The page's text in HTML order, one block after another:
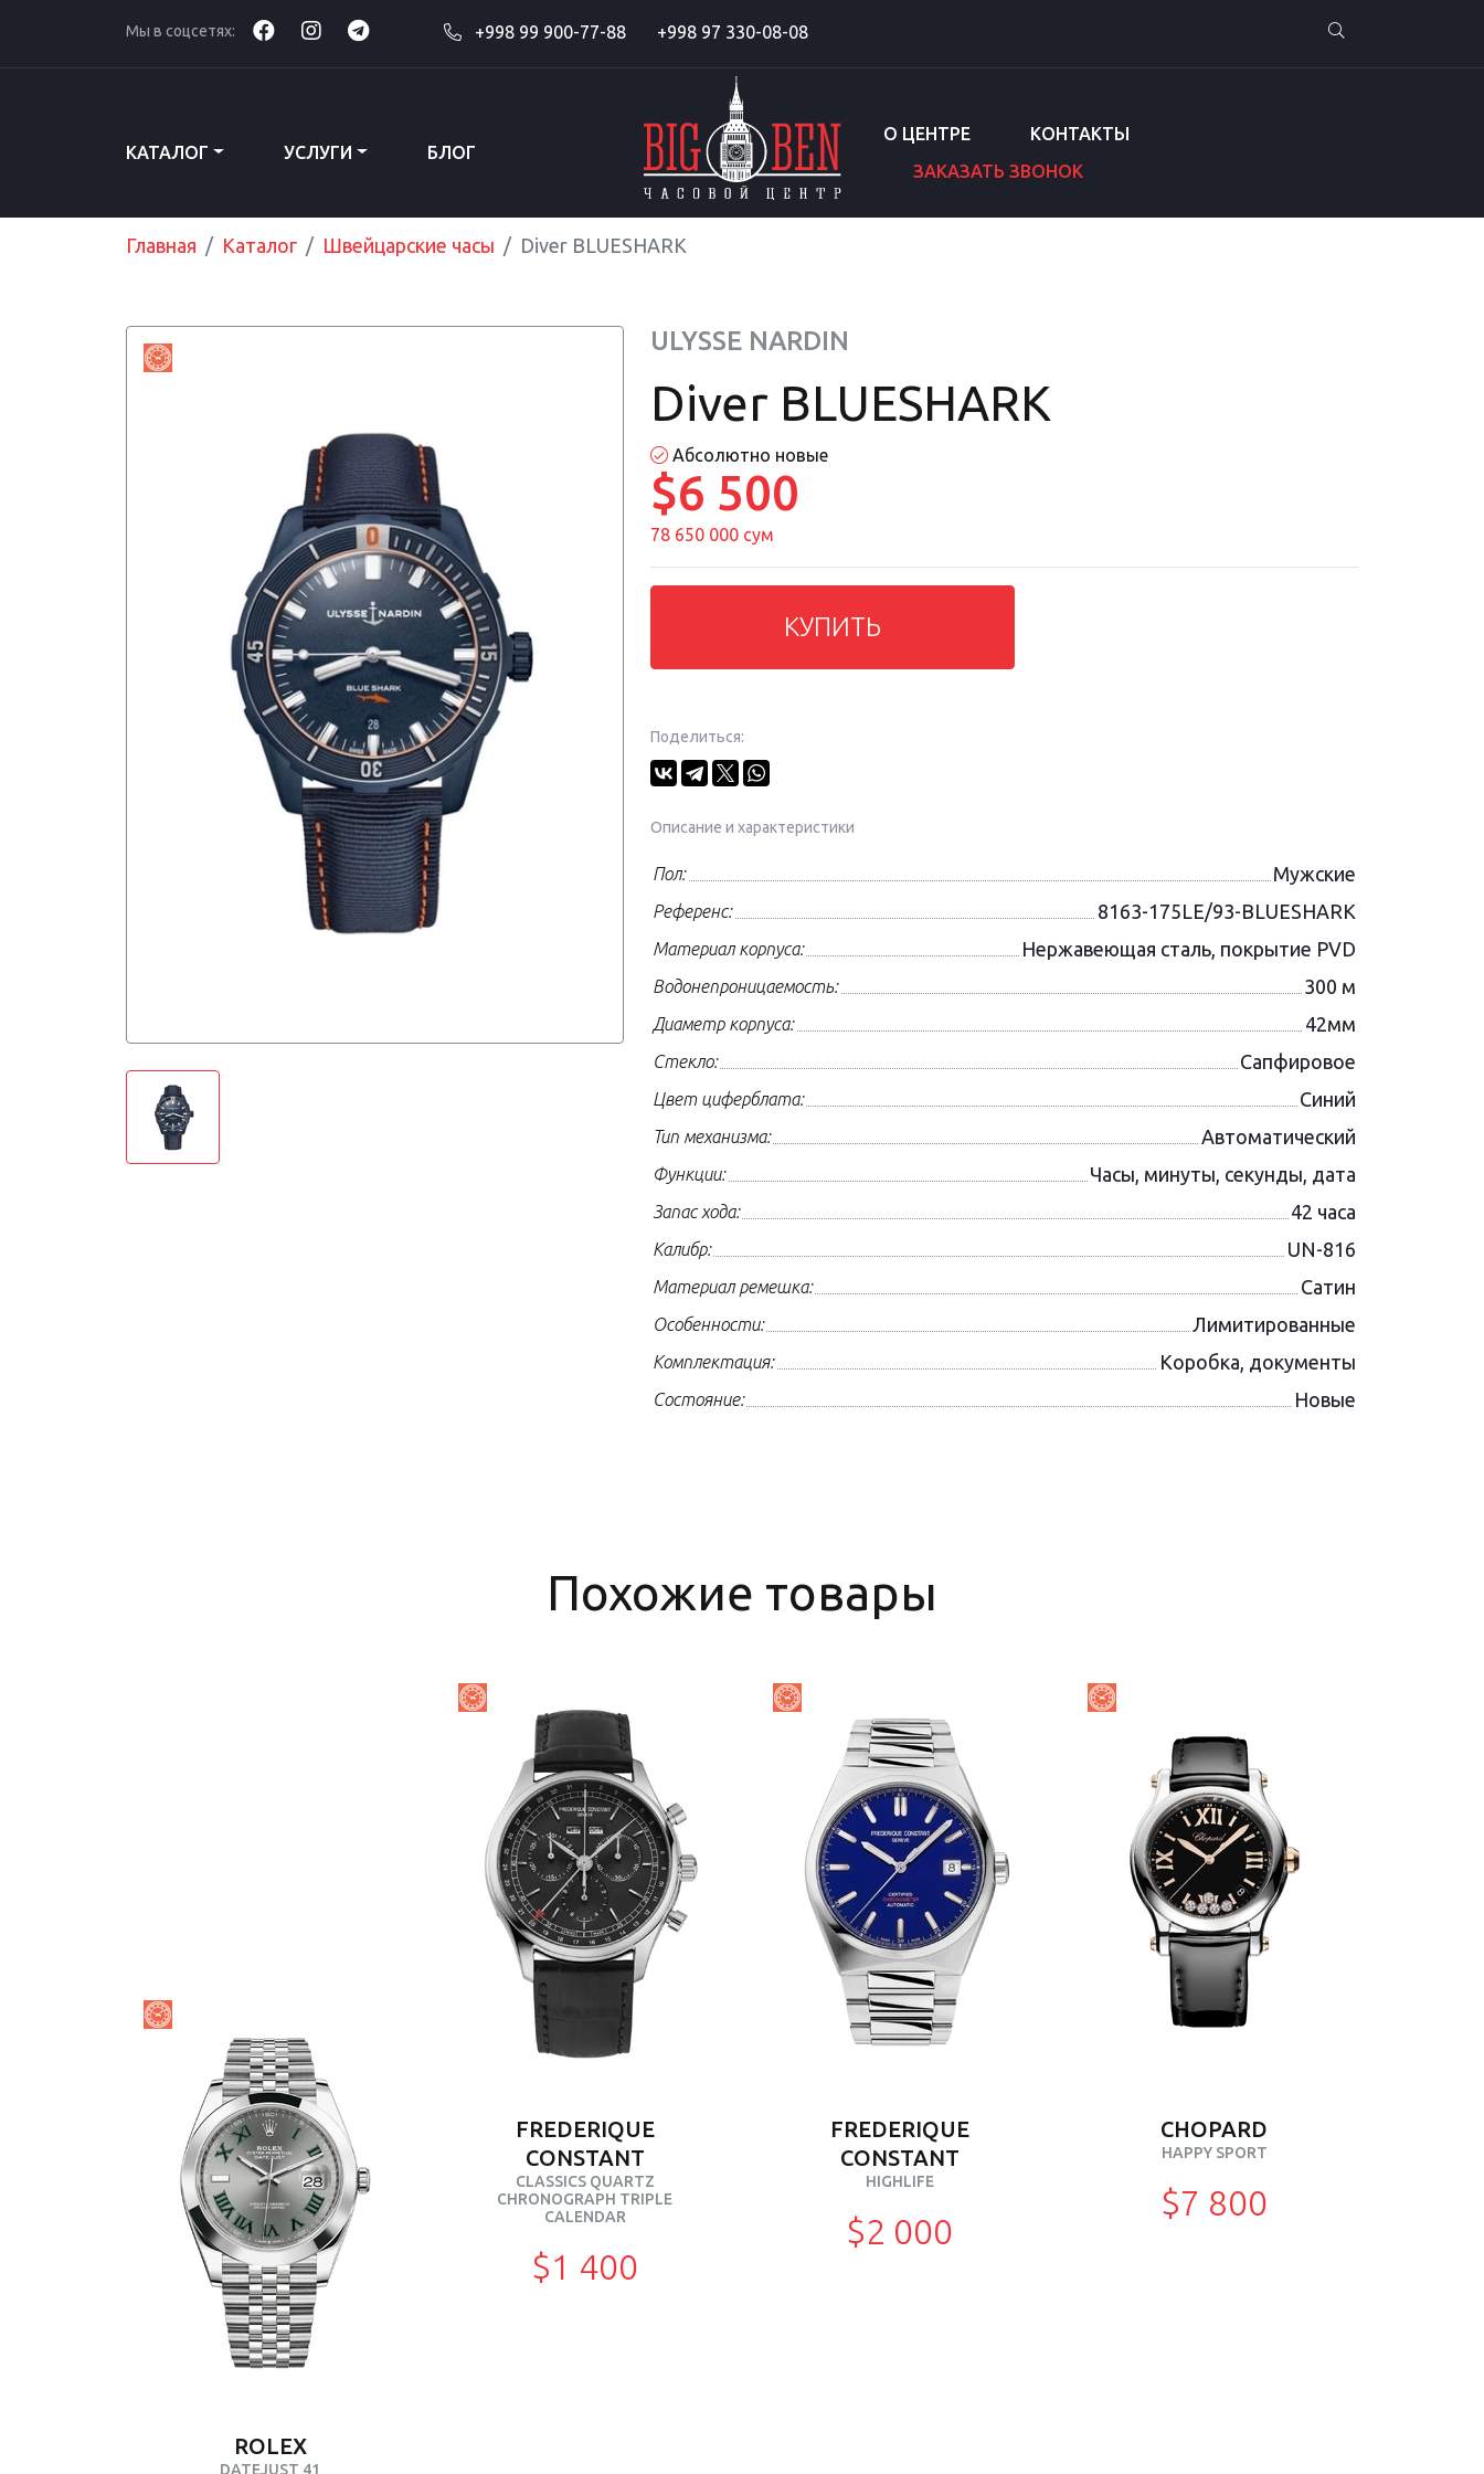
Мы в соцсетях: +998 99 900-77-88 +998 97 330-08-08
КАТАЛОГ УСЛУГИ БЛОГ
О ЦЕНТРЕ
КОНТАКТЫ
ЗАКАЗАТЬ ЗВОНОК
Главная Каталог Швейцарские часы Diver BLUESHARK
ULYSSE NARDIN
Diver BLUESHARK
Абсолютно новые
$6 500
78 650 000 сум
КУПИТЬ
Поделиться:
Описание и характеристики
Пол: Мужские
Референс: 8163-175LE/93-BLUESHARK
Материал корпуса: Нержавеющая сталь, покрытие PVD
Водонепроницаемость: 300 м
Диаметр корпуса: 42мм
Стекло: Сапфировое
Цвет циферблата: Синий
Тип механизма: Автоматический
Функции: Часы, минуты, секунды, дата
Запас хода: 42 часа
Калибр: UN-816
Материал ремешка: Сатин
Особенности: Лимитированные
Комплектация: Коробка, документы
Состояние: Новые
Похожие товары
ROLEX
DATEJUST 41
FREDERIQUE
CONSTANT
CLASSICS QUARTZ
CHRONOGRAPH TRIPLE
CALENDAR
$1 400
FREDERIQUE
CONSTANT
HIGHLIFE
$2 000
CHOPARD
HAPPY SPORT
$7 800